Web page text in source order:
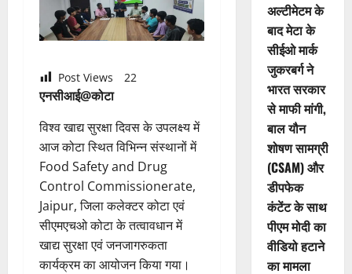
Post Views 22
एनसीआई@कोटा
विश्व खाद्य सुरक्षा दिवस के उपलक्ष्य में
आज कोटा स्थित विभिन्न संस्थानों में
Food Safety and Drug
Control Commissionerate,
Jaipur, जिला कलेक्टर कोटा एवं
सीएमएचओ कोटा के तत्वावधान में
खाद्य सुरक्षा एवं जनजागरुकता
कार्यक्रम का आयोजन किया गया।
अल्टीमेटम के
बाद मेटा के
सीईओ मार्क
जुकरबर्ग ने
भारत सरकार
से माफी मांगी,
बाल यौन
शोषण सामग्री
(CSAM) और
डीपफेक
कंटेंट के साथ
पीएम मोदी का
वीडियो हटाने
का मामला